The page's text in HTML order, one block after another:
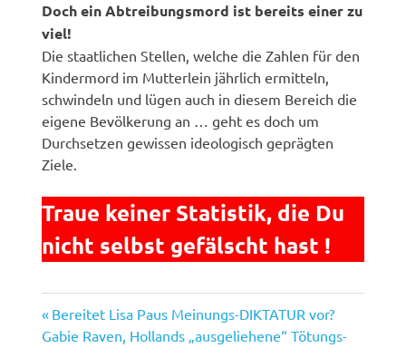
Doch ein Abtreibungsmord ist bereits einer zu
viel!
Die staatlichen Stellen, welche die Zahlen für den
Kindermord im Mutterlein jährlich ermitteln,
schwindeln und lügen auch in diesem Bereich die
eigene Bevölkerung an … geht es doch um
Durchsetzen gewissen ideologisch geprägten
Ziele.
Traue keiner Statistik, die Du
nicht selbst gefälscht hast !
Beitragsnavigation
Vorheriger
Beitrag:
Bereitet Lisa Paus Meinungs-DIKTATUR vor?
Nächster
Gabie Raven, Hollands „ausgeliehene“ Tötungs-